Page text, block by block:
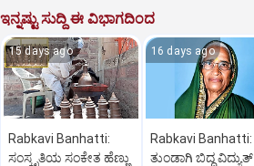
ಇನ್ನಷ್ಟು ಸುದ್ದಿ ಈ ವಿಭಾಗದಿಂದ
15 days ago
Rabkavi Banhatti:
ಸಂಸ್ಕೃತಿಯ ಸಂಕೇತ ಹೆಣ್ಣು
16 days ago
Rabkavi Banhatti:
ತುಂಡಾಗಿ ಬಿದ್ದ ವಿದ್ಯುತ್